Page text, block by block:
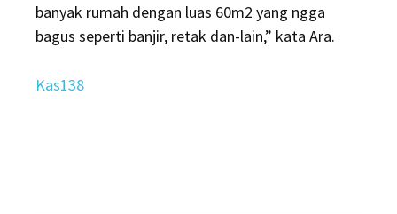
banyak rumah dengan luas 60m2 yang ngga
bagus seperti banjir, retak dan-lain,” kata Ara.
Kas138